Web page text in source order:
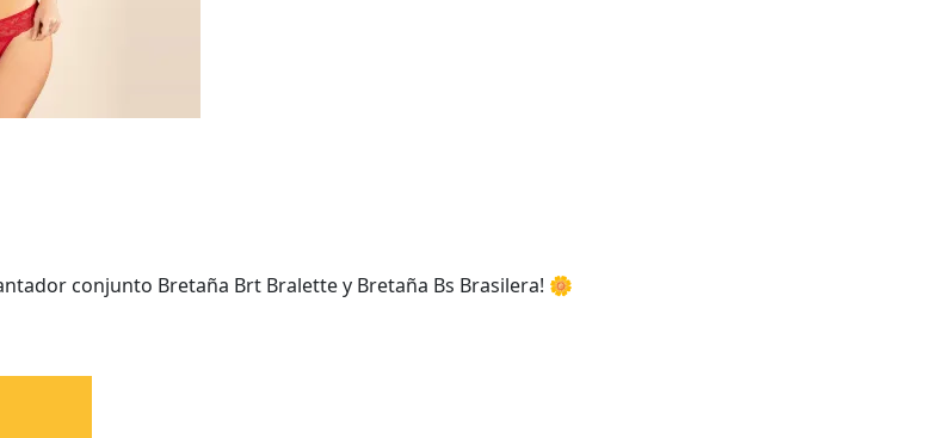
conjunto Bretaña Brt Bralette y Bretaña Bs Brasilera! 🌼